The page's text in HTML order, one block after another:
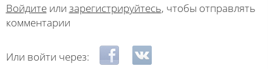
Войдитеили зарегистрируйтесь, чтобы отправлять
комментарии
Или войти через: Login with Facebook
Login with ВКонтакте